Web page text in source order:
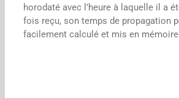
horodaté avec l’heure à laquelle il a
fois reçu, son temps de propagation
facilement calculé et mis en